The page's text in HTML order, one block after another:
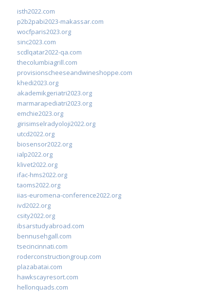
isth2022.com
p2b2pabi2023-makassar.com
wocfparis2023.org
sinc2023.com
scdlqatar2022-qa.com
thecolumbiagrill.com
provisionscheeseandwineshoppe.com
khedi2023.org
akademikgeriatri2023.org
marmarapediatri2023.org
emchie2023.org
girisimselradyoloji2022.org
utcd2022.org
biosensor2022.org
ialp2022.org
klivet2022.org
ifac-hms2022.org
taoms2022.org
iias-euromena-conference2022.org
ivd2022.org
csity2022.org
ibsarstudyabroad.com
bennusehgall.com
tsecincinnati.com
roderconstructiongroup.com
plazabatai.com
hawkscayresort.com
hellonquads.com